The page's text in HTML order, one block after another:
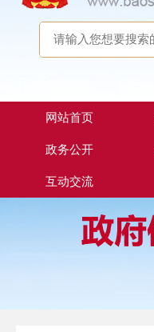
网站首页
政务公开
互动交流